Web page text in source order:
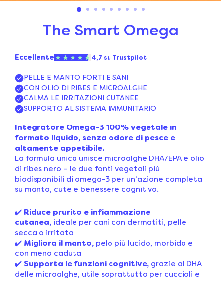
The Smart Omega
Integratore Omega-3 100% vegetale in
formato liquido, senza odore di pesce e
altamente appetibile.
La formula unica unisce microalghe DHA/EPA e olio
di ribes nero – le due fonti vegetali più
biodisponibili di omega-3 per un'azione completa
su manto, cute e benessere cognitivo.
✔️ Riduce prurito e infiammazione
cutanea, ideale per cani con dermatiti, pelle
secca o irritata
✔️ Migliora il manto, pelo più lucido, morbido e
con meno caduta
✔️ Supporta le funzioni cognitive, grazie al DHA
delle microalghe, utile soprattutto per cuccioli e